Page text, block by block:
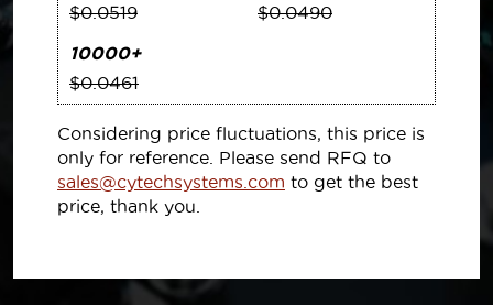
$0.0519
$0.0490
10000+
$0.0461
Considering price fluctuations, this price is
only for reference. Please send RFQ to
sales@cytechsystems.com to get the best
price, thank you.